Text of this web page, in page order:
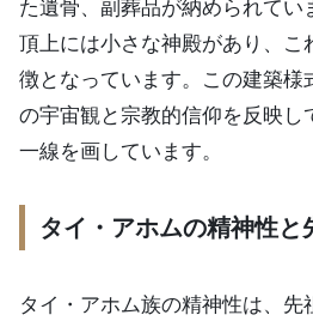
た遺骨、副葬品が納められてい
頂上には小さな神殿があり、こ
徴となっています。この建築様
の宇宙観と宗教的信仰を反映し
一線を画しています。
タイ・アホムの精神性と
タイ・アホム族の精神性は、先